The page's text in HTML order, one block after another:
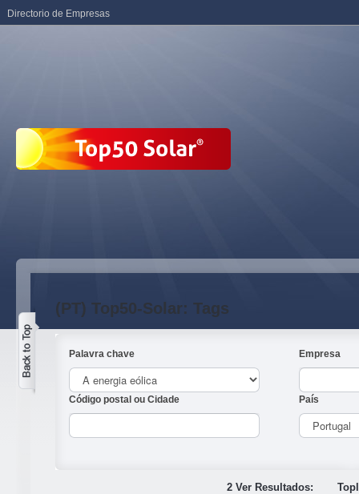
(PT) Top50-Solar: Tags
Palavra chave Empresa
Código postal ou Cidade País
2 Ver Resultados:
Directorio de Empresas